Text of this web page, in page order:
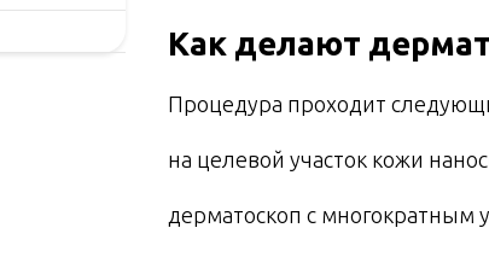
Как делают
Процедура проходит
на целевой участок кожи
дерматоскоп с многократным